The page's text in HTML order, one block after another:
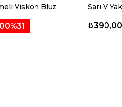
Viskon Bluz
%31 ₺390,00